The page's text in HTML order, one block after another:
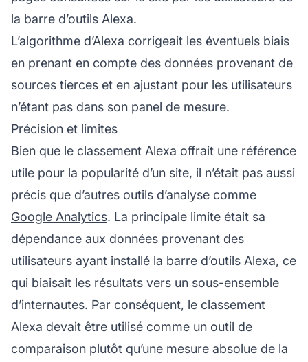
la barre d’outils Alexa.
L’algorithme d’Alexa corrigeait les éventuels biais
en prenant en compte des données provenant de
sources tierces et en ajustant pour les utilisateurs
n’étant pas dans son panel de mesure.
Précision et limites
Bien que le classement Alexa offrait une référence
utile pour la popularité d’un site, il n’était pas aussi
précis que d’autres outils d’analyse comme
Google Analytics. La principale limite était sa
dépendance aux données provenant des
utilisateurs ayant installé la barre d’outils Alexa, ce
qui biaisait les résultats vers un sous-ensemble
d’internautes. Par conséquent, le classement
Alexa devait être utilisé comme un outil de
comparaison plutôt qu’une mesure absolue de la